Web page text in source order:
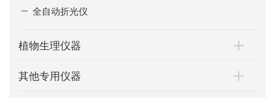
全自动折光仪
植物生理仪器
其他专用仪器